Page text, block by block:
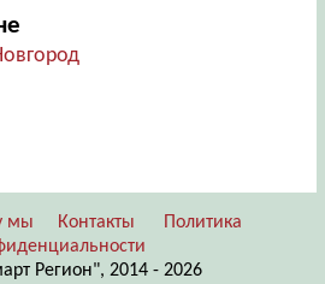
мы Контакты
Политика
Регион", 2014 - 2026